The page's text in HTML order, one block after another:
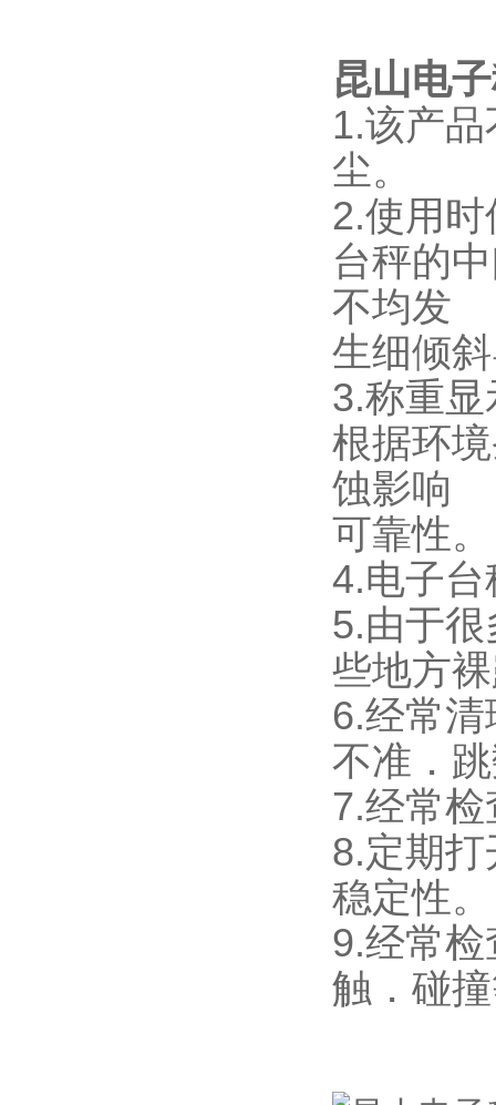
昆山电
1.该产
尘。
2.使用
台秤的
不均发
生细倾
3.称重
根据环
蚀影响
可靠性。
4.电子
5.由于
些地方
6.经常
不准．
7.经常
8.定期
稳定性。
9.经常
触．碰